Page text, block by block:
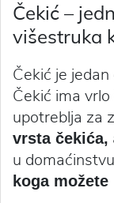
Čekić –
višestruka
Čekić je
Čekić ima
upotreblja za
vrsta čekića,
u
koga